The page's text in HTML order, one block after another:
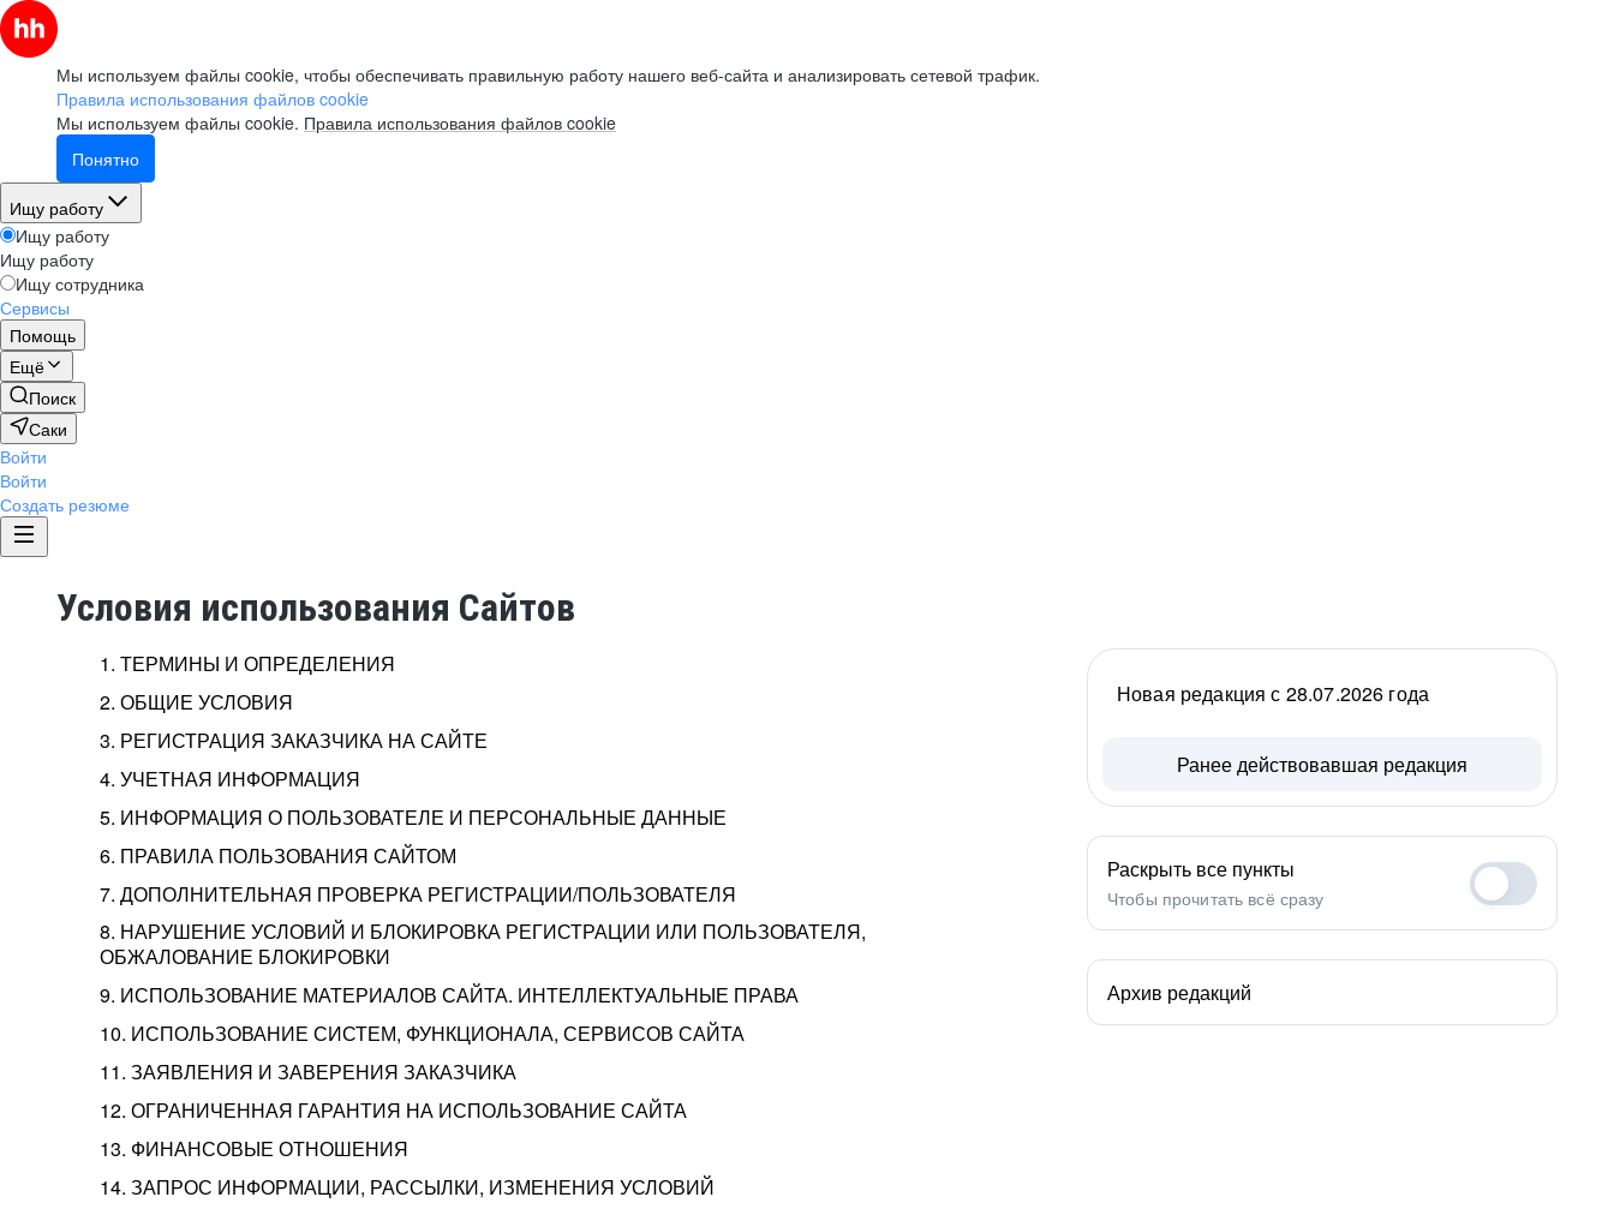
Мы используем файлы cookie, чтобы обеспечивать правильную работу нашего веб-сайта и анализировать сетевой трафик.
Правила использования файлов cookie
Мы используем файлы cookie. Правила использования файлов cookie
Понятно
Ищу работу
Ищу работу
Ищу работу
Ищу сотрудника
Сервисы
Помощь
Ещё
Поиск
Саки
Войти
Войти
Создать резюме
Условия использования Сайтов
1. ТЕРМИНЫ И ОПРЕДЕЛЕНИЯ
2. ОБЩИЕ УСЛОВИЯ
3. РЕГИСТРАЦИЯ ЗАКАЗЧИКА НА САЙТЕ
4. УЧЕТНАЯ ИНФОРМАЦИЯ
5. ИНФОРМАЦИЯ О ПОЛЬЗОВАТЕЛЕ И ПЕРСОНАЛЬНЫЕ ДАННЫЕ
6. ПРАВИЛА ПОЛЬЗОВАНИЯ САЙТОМ
7. ДОПОЛНИТЕЛЬНАЯ ПРОВЕРКА РЕГИСТРАЦИИ/ПОЛЬЗОВАТЕЛЯ
8. НАРУШЕНИЕ УСЛОВИЙ И БЛОКИРОВКА РЕГИСТРАЦИИ ИЛИ ПОЛЬЗОВАТЕЛЯ,
ОБЖАЛОВАНИЕ БЛОКИРОВКИ
9. ИСПОЛЬЗОВАНИЕ МАТЕРИАЛОВ САЙТА. ИНТЕЛЛЕКТУАЛЬНЫЕ ПРАВА
10. ИСПОЛЬЗОВАНИЕ СИСТЕМ, ФУНКЦИОНАЛА, СЕРВИСОВ САЙТА
11. ЗАЯВЛЕНИЯ И ЗАВЕРЕНИЯ ЗАКАЗЧИКА
12. ОГРАНИЧЕННАЯ ГАРАНТИЯ НА ИСПОЛЬЗОВАНИЕ САЙТА
13. ФИНАНСОВЫЕ ОТНОШЕНИЯ
14. ЗАПРОС ИНФОРМАЦИИ, РАССЫЛКИ, ИЗМЕНЕНИЯ УСЛОВИЙ
Новая редакция с 28.07.2026 года
Ранее действовавшая редакция
Раскрыть все пункты
Чтобы прочитать всё сразу
Архив редакций